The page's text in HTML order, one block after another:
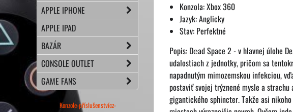
Konzola: Xbox 360
Jazyk: Anglicky
Stav: Perfektné
Popis: Dеad Space 2 - v hlavnej úlohe
udalostiach z jednotky, pričom sa
napadnutým mimozemskou infekciou,
postaviť svojej trýznené mysle a
gigantického sphincter. Takže asi
APPLE IPHONE
APPLE IPAD
BAZÁR
CONSOLE OUTLET
GAME FANS
Konzole-příslušenstvícz-